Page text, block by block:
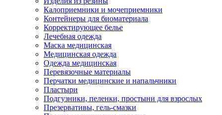
Калоприемники и мочеприемники
Контейнеры для биоматериала
Корректирующее белье
Лечебная одежда
Маска медицинская
Медицинская одежда
Одежда медицинская
Перевязочные материалы
Перчатки медицинские и напальчники
Пластыри
Подгузники, пеленки, простыни для взрослых
Презервативы, гель-смазки